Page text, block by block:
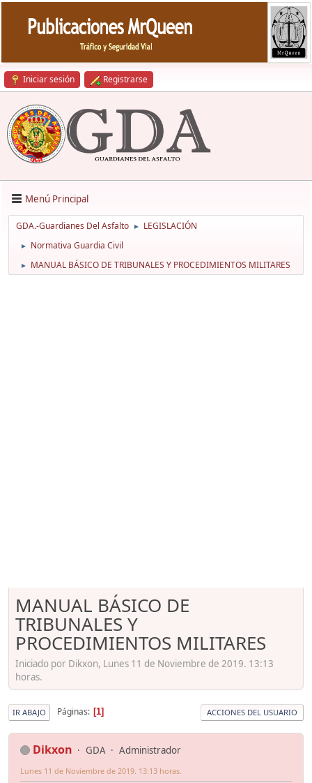
Iniciar sesión Registrarse
Menú Principal
GDA.-Guardianes Del Asfalto ► LEGISLACIÓN
► Normativa Guardia Civil
► MANUAL BÁSICO DE TRIBUNALES Y PROCEDIMIENTOS MILITARES
MANUAL BÁSICO DE
TRIBUNALES Y
PROCEDIMIENTOS MILITARES
Iniciado por Dikxon, Lunes 11 de Noviembre de 2019. 13:13
horas.
IR ABAJO Páginas 1 ACCIONES DEL USUARIO
Dikxon GDA Administrador
Lunes 11 de Noviembre de 2019. 13:13 horas.